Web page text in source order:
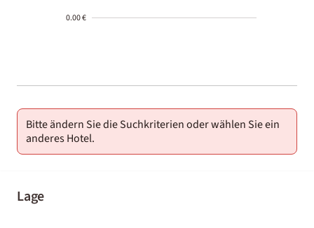
0.00 €
01-02
Bitte ändern Sie die Suchkriterien oder wählen Sie ein
anderes Hotel.
Lage